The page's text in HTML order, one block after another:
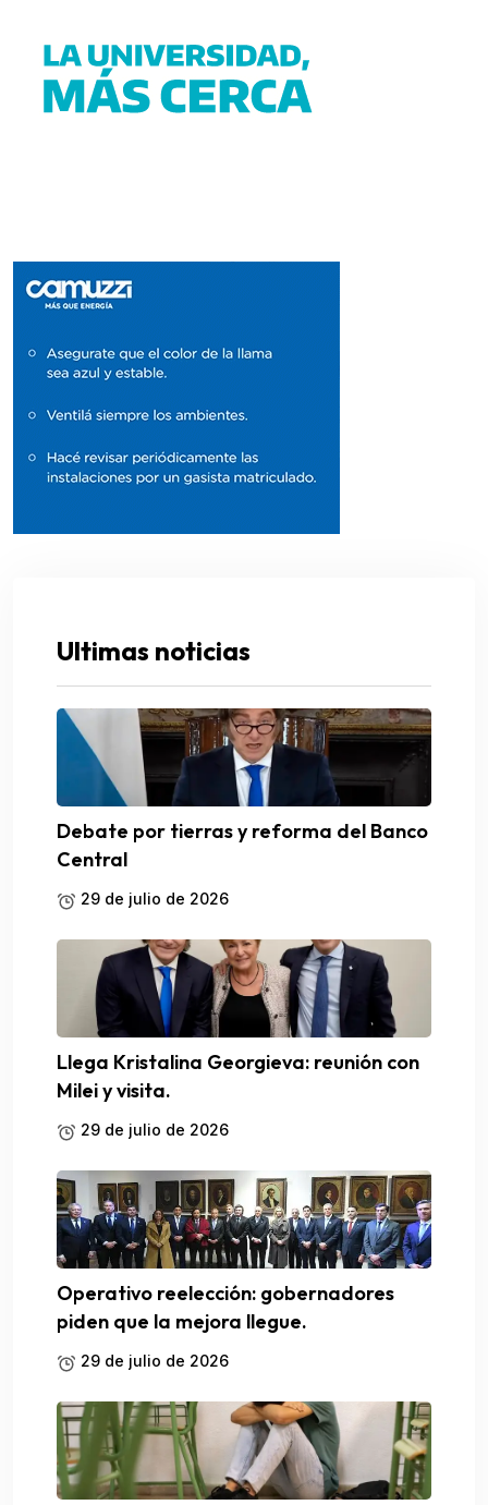
Ultimas noticias
Debate por tierras y reforma del Banco
Central
29 de julio de 2026
Llega Kristalina Georgieva: reunión con
Milei y visita.
29 de julio de 2026
Operativo reelección: gobernadores
piden que la mejora llegue.
29 de julio de 2026